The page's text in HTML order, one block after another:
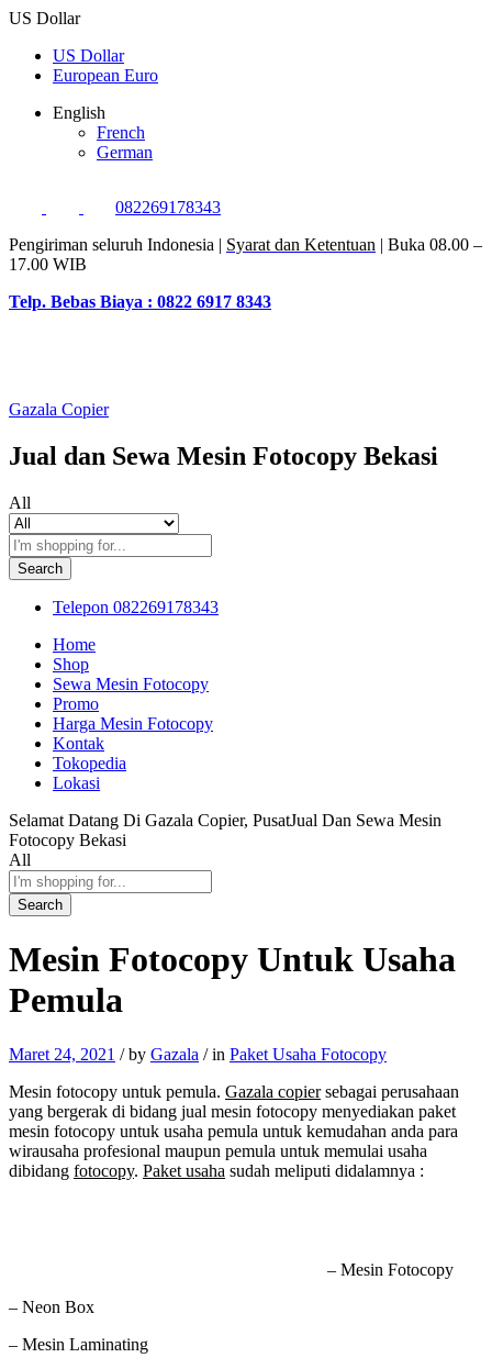
US Dollar
US Dollar
European Euro
English
French
German
082269178343
Pengiriman seluruh Indonesia | Syarat dan Ketentuan | Buka 08.00 –
17.00 WIB
Telp. Bebas Biaya : 0822 6917 8343
Gazala Copier
Jual dan Sewa Mesin Fotocopy Bekasi
All
Search
Telepon 082269178343
Home
Shop
Sewa Mesin Fotocopy
Promo
Harga Mesin Fotocopy
Kontak
Tokopedia
Lokasi
Selamat Datang Di Gazala Copier, PusatJual Dan Sewa Mesin
Fotocopy Bekasi
All
Search
Mesin Fotocopy Untuk Usaha
Pemula
Maret 24, 2021 /by Gazala /in Paket Usaha Fotocopy
Mesin fotocopy untuk pemula. Gazala copiersebagai perusahaan
yang bergerak di bidang jual mesin fotocopy menyediakan paket
mesin fotocopy untuk usaha pemula untuk kemudahan anda para
wirausaha profesional maupun pemula untuk memulai usaha
dibidang fotocopy. Paket usaha sudah meliputi didalamnya :
– Mesin Fotocopy
– Neon Box
– Mesin Laminating